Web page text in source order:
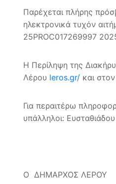
Παρέχεται πλήρης
ηλεκτρονικά τυχόν
25PROC017269997
Η Περίληψη της
Λέρου leros.gr/ και
Για περαιτέρω
υπάλληλοι:
Ο ΔΗΜΑΡΧΟΣ ΛΕΡΟΥ